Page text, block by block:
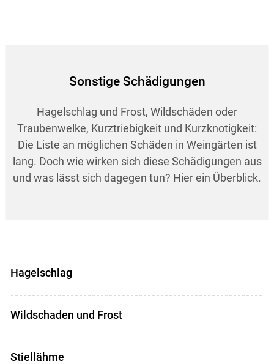
Sonstige Schädigungen
Hagelschlag und Frost, Wildschäden oder
Traubenwelke, Kurztriebigkeit und Kurzknotigkeit:
Die Liste an möglichen Schäden in Weingärten ist
lang. Doch wie wirken sich diese Schädigungen aus
und was lässt sich dagegen tun? Hier ein Überblick.
Hagelschlag
Wildschaden und Frost
Stiellähme